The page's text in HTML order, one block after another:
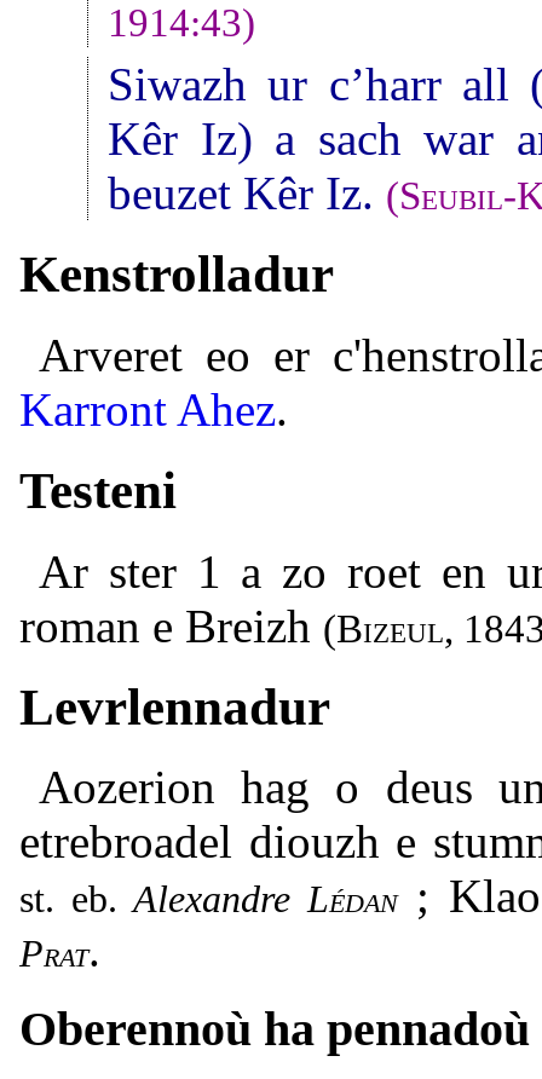
1914:43)
Siwazh ur c’harr all
Kêr Iz) a sach war
beuzet Kêr Iz. (Seubil-
Kenstrolladur
Arveret eo er
Karront Ahez.
Testeni
Ar ster 1 a zo roet en
roman e Breizh (Bizeul,
Levrlennadur
Aozerion hag o deus
etrebroadel diouzh e
AlexandreLédan;
Prat.
Oberennoù ha pennadoù